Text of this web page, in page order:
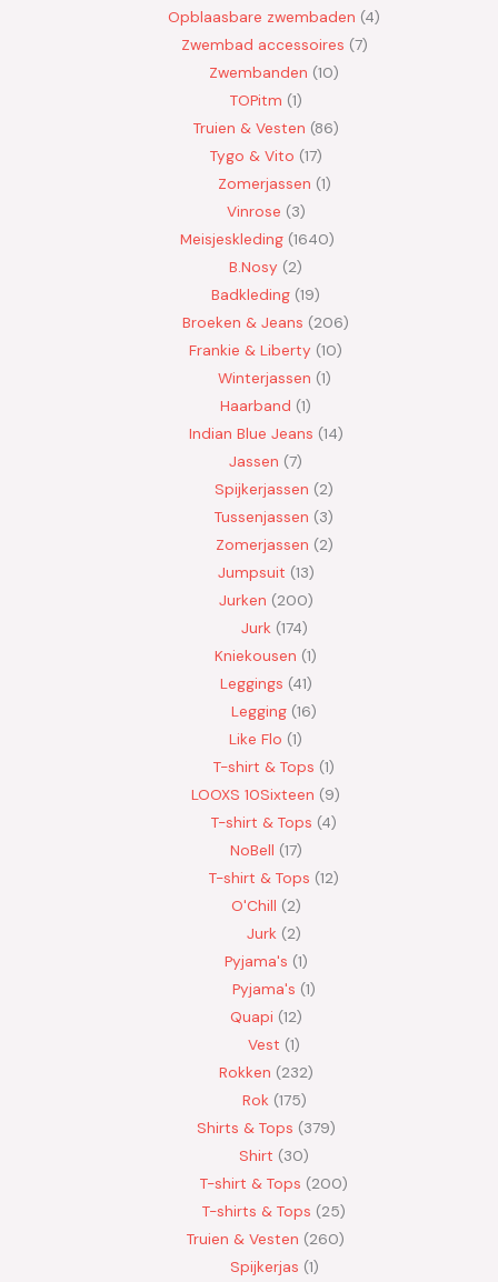
Opblaasbare zwembaden 4
Zwembad accessoires 7
Zwembanden 10
TOPitm 1
Truien & Vesten 86
Tygo & Vito 17
Zomerjassen 1
Vinrose 3
Meisjeskleding 1640
B.Nosy
2
Badkleding 19
Broeken & Jeans
206
Frankie & Liberty 10
Winterjassen 1
Haarband 1
Indian Blue Jeans 14
Jassen 7
Spijkerjassen
2
Tussenjassen
3
Zomerjassen 2
Jumpsuit 13
Jurken 200
Jurk 174
Kniekousen 1
Leggings 41
Legging 16
Like Flo 1
T-shirt & Tops 1
LOOXS 10Sixteen
9
T-shirt & Tops 4
NoBell 17
T-shirt & Tops 12
O'Chill 2
Jurk 2
Pyjama's 1
Pyjama's 1
Quapi 12
Vest 1
Rokken 232
Rok 175
Shirts & Tops 379
Shirt
30
T-shirt & Tops
200
T-shirts & Tops
25
Truien & Vesten
260
Spijkerjas 1